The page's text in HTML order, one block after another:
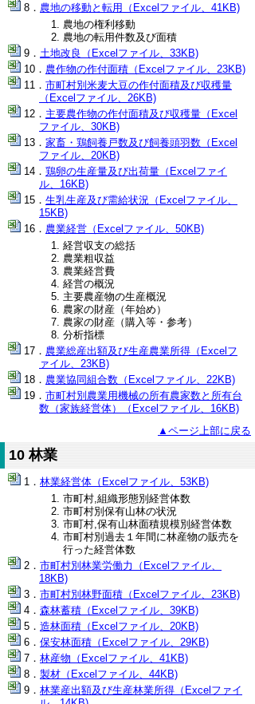
農地の移動と転用（Excelファイル、41KB)
農地の権利移動
農地の転用件数及び面積
土地改良（Excelファイル、33KB)
農作物の作付面積（Excelファイル、23KB)
市町村別米麦大豆の作付面積及び収穫量
（Excelファイル、26KB)
主要農作物の作付面積及び収穫量（Excel
ファイル、30KB)
家畜・鶏飼養戸数及び飼養頭羽数（Excel
ファイル、20KB)
鶏卵の生産量及び出荷量（Excelファイ
ル、16KB)
生乳生産及び需給状況（Excelファイル、
15KB)
農業経営（Excelファイル、50KB)
経営収支の総括
農業粗収益
農業経営費
経営の概況
主要農産物の生産概況
農家の財産（年始め）
農家の財産（購入等・参考）
分析指標
農業総産出額及び生産農業所得（Excelフ
ァイル、23KB)
農業協同組合数（Excelファイル、22KB)
市町村別農業用機械の所有農家数と所有台
数（家族経営体）（Excelファイル、16KB)
▲ページ上部に戻る
10 林業
林業経営体（Excelファイル、53KB)
市町村,組織形態別経営体数
市町村別保有山林の状況
市町村,保有山林面積規模別経営体数
市町村別過去１年間に林産物の販売を
行った経営体数
市町村別林業労働力（Excelファイル、
18KB)
市町村別林野面積（Excelファイル、23KB)
森林蓄積（Excelファイル、39KB)
造林面積（Excelファイル、20KB)
保安林面積（Excelファイル、29KB)
林産物（Excelファイル、41KB)
製材（Excelファイル、44KB)
林業産出額及び生産林業所得（Excelファイ